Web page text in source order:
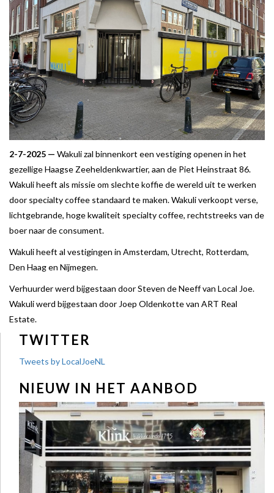
2-7-2025 — Wakuli zal binnenkort een vestiging openen in het
gezellige Haagse Zeeheldenkwartier, aan de Piet Heinstraat 86.
Wakuli heeft als missie om slechte koffie de wereld uit te werken
door specialty coffee standaard te maken. Wakuli verkoopt verse,
lichtgebrande, hoge kwaliteit specialty coffee, rechtstreeks van de
boer naar de consument.
Wakuli heeft al vestigingen in Amsterdam, Utrecht, Rotterdam,
Den Haag en Nijmegen.
Verhuurder werd bijgestaan door Steven de Neeff van Local Joe.
Wakuli werd bijgestaan door Joep Oldenkotte van ART Real
Estate.
TWITTER
Tweets by LocalJoeNL
NIEUW IN HET AANBOD